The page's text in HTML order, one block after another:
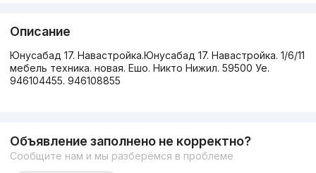
Описание
Юнусабад 17. Навастройка.Юнусабад 17. Навастройка. 1/6/11
мебель техника. новая. Ешо. Никто Нижил. 59500 Уе.
946104455. 946108855
Объявление заполнено не корректно?
Сообщите нам и мы разберёмся в проблеме